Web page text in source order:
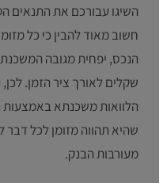
השיגו עבורכם את התנאים
חשוב מאוד להבין כי כל
הנכס, יפחית מגובה
שקלים לאורך ציר הזמן.
הלוואות משכנתא באמצעות
שהיא תהווה מזומן לכל דבר
מעורבות הבנק.